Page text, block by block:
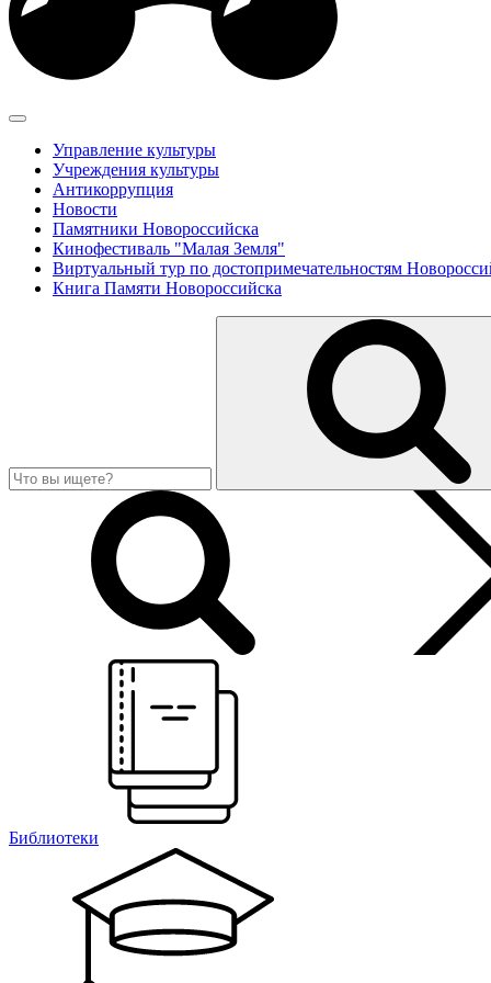
Управление культуры
Учреждения культуры
Антикоррупция
Новости
Памятники Новороссийска
Кинофестиваль "Малая Земля"
Виртуальный тур по достопримечательностям
Книга Памяти Новороссийска
Библиотеки